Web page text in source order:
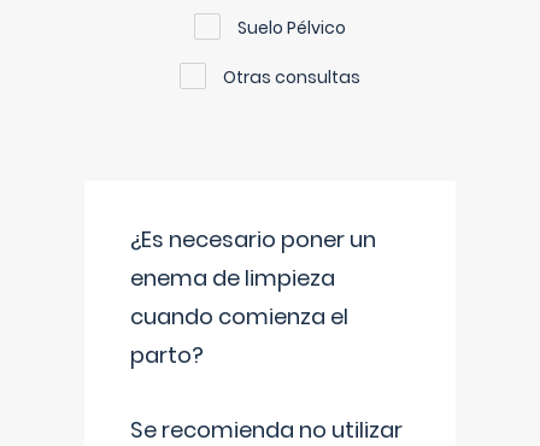
Suelo Pélvico
Otras consultas
¿Es necesario poner un
enema de limpieza
cuando comienza el
parto?
Se recomienda no utilizar